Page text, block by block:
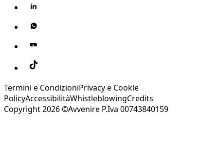
Termini e CondizioniPrivacy e Cookie
PolicyAccessibilitàWhistleblowingCredits
Copyright 2026 ©Avvenire P.Iva 00743840159